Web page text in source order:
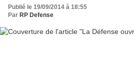
Publié le 19/09/2014 à 18:55
Par RP Defense